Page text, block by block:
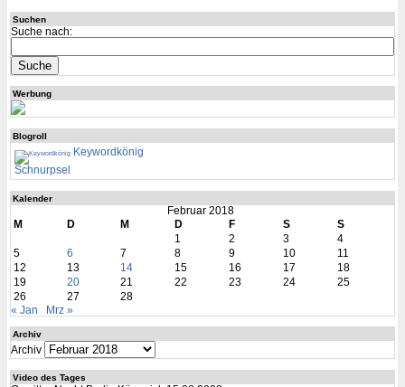
Suchen
Suche nach:
Werbung
Blogroll
Keywordkönig
Schnurpsel
Kalender
Februar 2018
M
D M D F S
S
1
2 3
4
5
6 7 8 9 10
11
12
13 14 15 16 17
18
19
20 21 22 23 24
25
26
27
28
« Jan
Mrz »
Archiv
Archiv
Video des Tages